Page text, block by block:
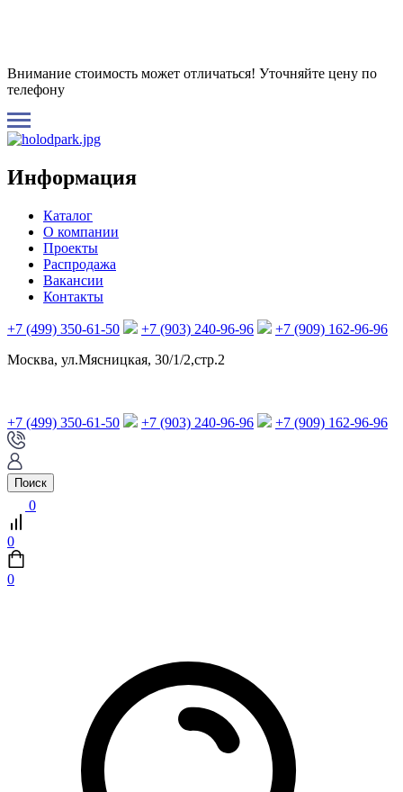
Внимание стоимость может отличаться! Уточняйте цену по
телефону
Информация
Каталог
О компании
Проекты
Распродажа
Вакансии
Контакты
+7 (499) 350-61-50 +7 (903) 240-96-96
+7 (909) 162-96-96
Москва, ул.Мясницкая, 30/1/2,стр.2
+7 (499) 350-61-50 +7 (903) 240-96-96 +7 (909) 162-96-96
Поиск
0
0
0